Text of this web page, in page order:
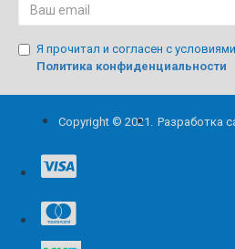
Я прочитал и согласен с условиями
Политика конфиденциальности
Copyright © 2021. Разработка